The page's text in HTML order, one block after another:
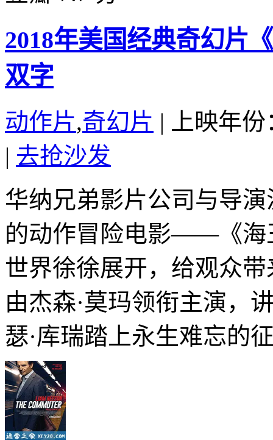
2018年美国经典奇幻片
双字
动作片,奇幻片 |
上映年
| 去抢沙发
华纳兄弟影片公司与导
的动作冒险电影——《海
世界徐徐展开，给观众
由杰森·莫玛领衔主演，
瑟·库瑞踏上永生难忘的